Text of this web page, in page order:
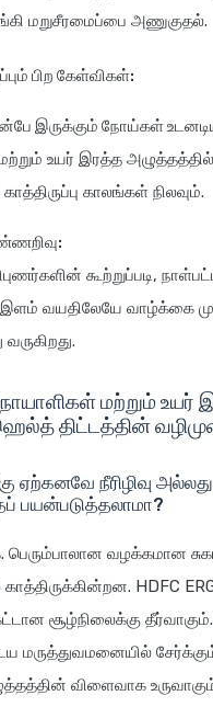
மறுசீரமைப்பை அணுகுதல்.
பிற கேள்விகள்:
இருக்கும் நோய்கள்
மற்றும் உயர் இரத்த
காலங்கள் நிலவும்.
கூற்றுப்படி,
இளம் வயதிலேயே வாழ்க்கை
வருகிறது.
நோயாளிகள் மற்றும்
திட்டத்தின்
ஏற்கனவே நீரிழிவு
பயன்படுத்தலாமா?
பெரும்பாலான வழக்கமான
காத்திருக்கின்றன. HDFC
சூழ்நிலைக்கு தீர்வாகும்.
மருத்துவமனையில்
விளைவாக